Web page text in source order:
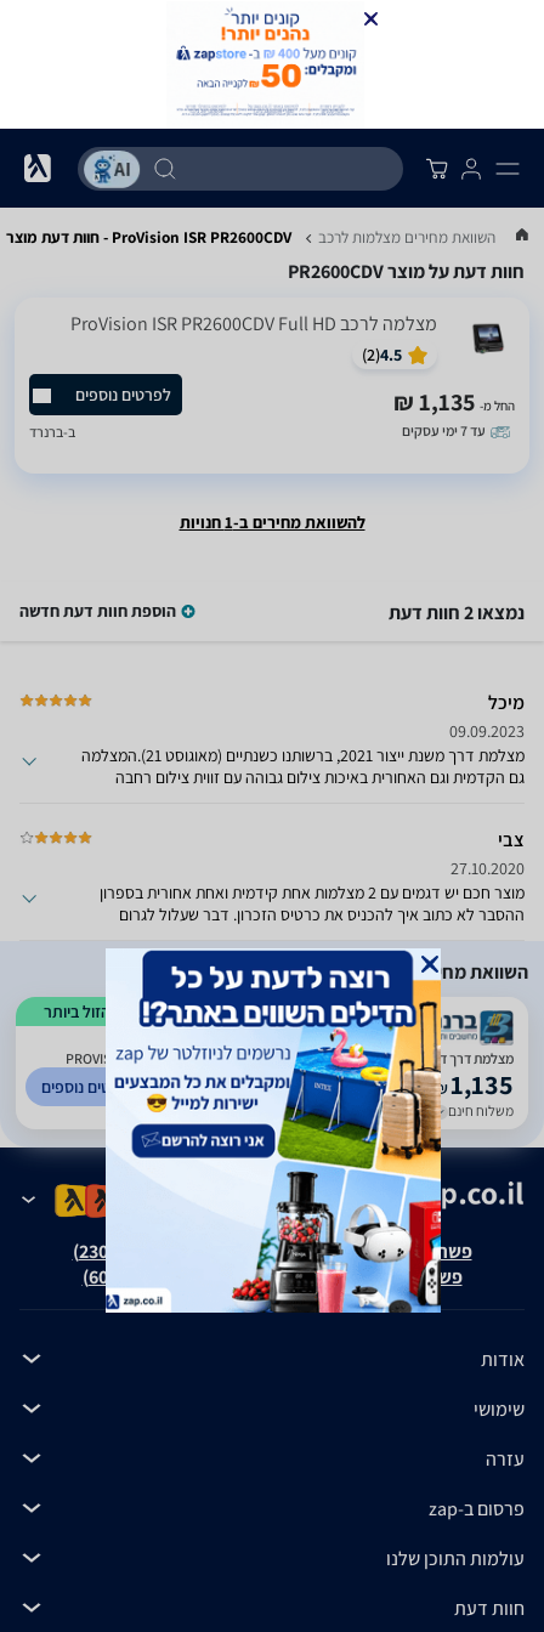
... השוואת מחירים מצלמות לרכב ProVision ISR PR2600CDV - חוות דעת מוצר
חוות דעת על מוצר PR2600CDV
מצלמה לרכב ProVision ISR PR2600CDV Full HD
4.5
(
2
)
החל מ- 1,135 ₪
עד 7 ימי עסקים
לפרטים נוספים
ב-ברנרד
להשוואת מחירים ב-1 חנויות
נמצאו 2 חוות דעת הוספת חוות דעת חדשה
מיכל
09.09.2023
מצלמת דרך משנת ייצור 2021, ברשותנו כשנתיים (מאוגוסט 21).המצלמה
גם הקדמית וגם האחורית באיכות צילום גבוהה עם זווית צילום רחבה
השמשה.רצוי לצרף כרטיס זיכרון עם נפח גבוה. מצורף מדריך התקנה
ותפעול בשפה העברית.סה"כ מצלמה מומלצת ואיכותית.
צבי
27.10.2020
מוצר חכם יש דגמים עם 2 מצלמות אחת קידמית ואחת אחורית בספרון
ההסבר לא כתוב איך להכניס את כרטיס הזכרון. דבר שעלול לגרום
השוואת מחירים
הזול ביותר
5
(
376
)
מצלמת דרך דו כיוונית לרכב כולל FULL HD WiFi דגם PROVISION PR-2600CDV-W
₪1,135
משלוח חינם עד 7 ימי עסקים
לפרטים נוספים
פשרה בת"צ אבנצ'יק נ' זאפ גרופ (ת"צ 23008-08-20)
פשרה בת"צ כהנים נ' זאפ גרופ (ת"צ 60371-12-19)
אודות
שימושי
עזרה
פרסום ב-zap
עולמות התוכן שלנו
חוות דעת